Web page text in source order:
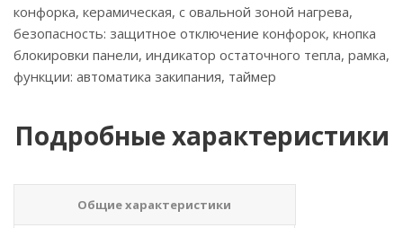
конфорка, керамическая, с овальной зоной нагрева,
безопасность: защитное отключение конфорок, кнопка
блокировки панели, индикатор остаточного тепла, рамка,
функции: автоматика закипания, таймер
Подробные характеристики
Общие характеристики